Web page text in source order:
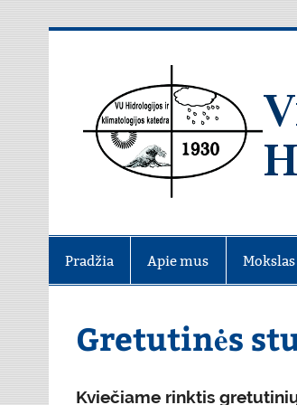
Pradžia Apie mus Mokslas
Gretutinės
Kviečiame rinktis gretutinių